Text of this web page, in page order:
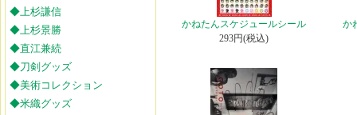
かねたんスケジュールシール
293円(税込)
か
◆上杉謙信
◆上杉景勝
◆直江兼続
◆刀剣グッズ
◆美術コレクション
◆米織グッズ